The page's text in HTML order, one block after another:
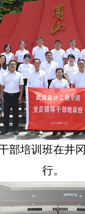
部培训班在井
行。